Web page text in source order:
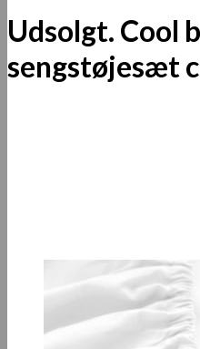
Udsolgt. Cool
sengstøjesæt